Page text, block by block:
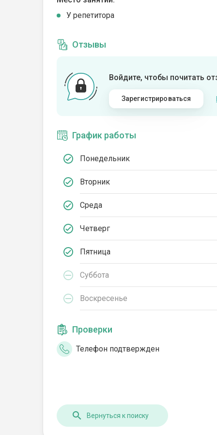
У репетитора
Отзывы
Войдите, чтобы почитать
Зарегистрироваться
График работы
Понедельник
Вторник
Среда
Четверг
Пятница
Суббота
Воскресенье
Проверки
Телефон подтвержден
Вернуться к поиску